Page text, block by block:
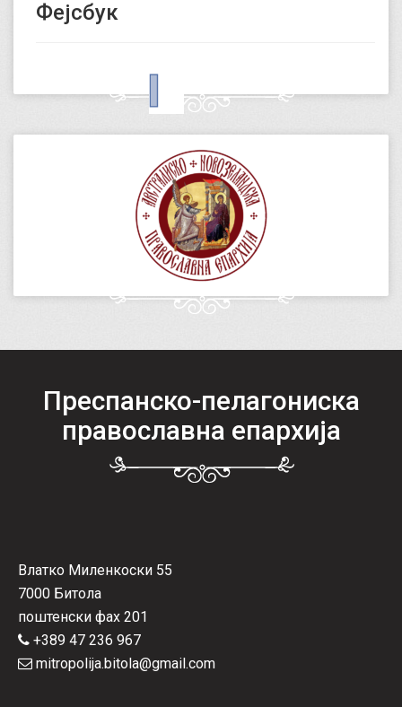
Фејсбук
Преспанско-пелагониска
православна епархија
Влатко Миленкоски 55
7000 Битола
поштенски фах 201
+389 47 236 967
mitropolija.bitola@gmail.com